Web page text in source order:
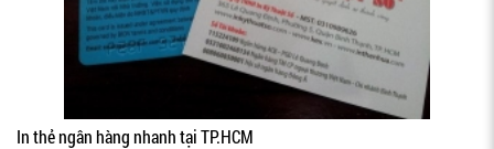
In thẻ ngân hàng nhanh tại TP.HCM